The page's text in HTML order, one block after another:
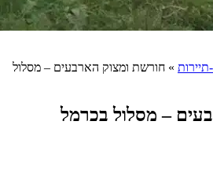
תיירות » חורשת ומצוק הארבעים – מסלול
– מסלול בכרמל